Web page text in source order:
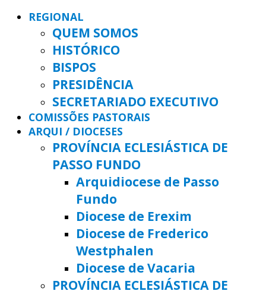
REGIONAL
QUEM SOMOS
HISTÓRICO
BISPOS
PRESIDÊNCIA
SECRETARIADO EXECUTIVO
COMISSÕES PASTORAIS
ARQUI / DIOCESES
PROVÍNCIA ECLESIÁSTICA DE
PASSO FUNDO
Arquidiocese de Passo
Fundo
Diocese de Erexim
Diocese de Frederico
Westphalen
Diocese de Vacaria
PROVÍNCIA ECLESIÁSTICA DE